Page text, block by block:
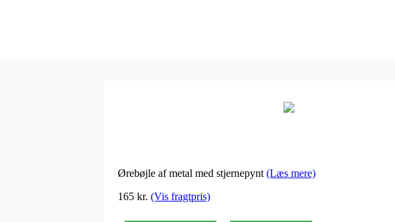
Ørebøjle af metal med stjernepynt (Læs mere)
165 kr. (Vis fragtpris)